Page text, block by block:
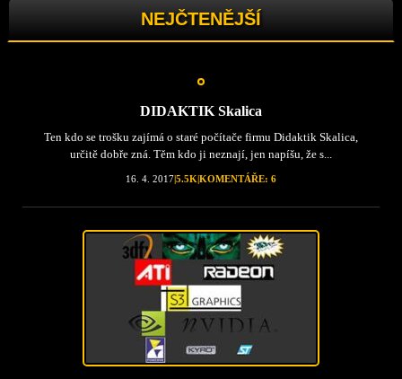
NEJČTENĚJŠÍ
DIDAKTIK Skalica
Ten kdo se trošku zajímá o staré počítače firmu Didaktik Skalica,
určitě dobře zná. Těm kdo ji neznají, jen napíšu, že s...
16. 4. 2017|5.5K|KOMENTÁŘE: 6